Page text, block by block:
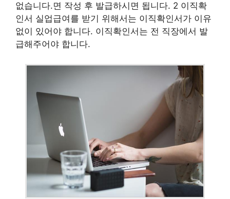
없습니다.면 작성 후 발급하시면 됩니다. 2 이직확
인서 실업급여를 받기 위해서는 이직확인서가 이유
없이 있어야 합니다. 이직확인서는 전 직장에서 발
급해주어야 합니다.